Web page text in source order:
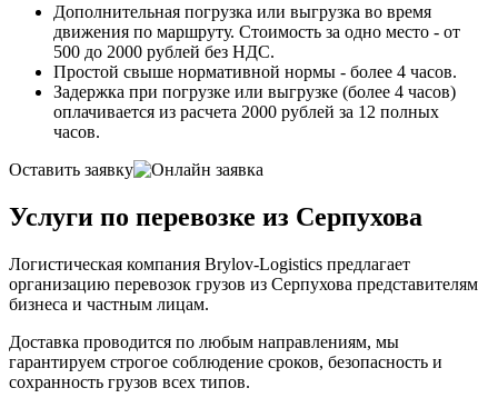
Дополнительная погрузка или выгрузка во время
движения по маршруту. Стоимость за одно место - от
500 до 2000 рублей без НДС.
Простой свыше нормативной нормы - более 4 часов.
Задержка при погрузке или выгрузке (более 4 часов)
оплачивается из расчета 2000 рублей за 12 полных
часов.
Оставить заявку
Услуги по перевозке из Серпухова
Логистическая компания Brylov-Logistics предлагает
организацию перевозок грузов из Серпухова представителям
бизнеса и частным лицам.
Доставка проводится по любым направлениям, мы
гарантируем строгое соблюдение сроков, безопасность и
сохранность грузов всех типов.